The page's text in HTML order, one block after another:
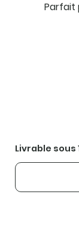
Parfait
Livrable sous